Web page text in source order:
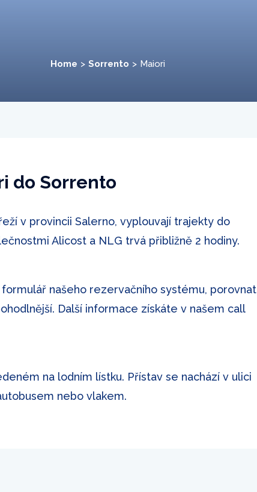
Home Sorrento Maiori
do Sorrento
v provincii Salerno, vyplouvají trajekty do
Alicost a NLG trvá přibližně 2 hodiny.
našeho rezervačního systému, porovnat
Další informace získáte v našem call
na lodním lístku. Přístav se nachází v ulici
nebo vlakem.